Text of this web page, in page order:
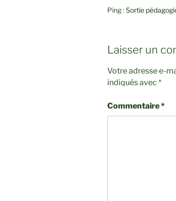
Ping :Sortie
Laisser un
Votre adresse e-
indiqués avec *
Commentaire*